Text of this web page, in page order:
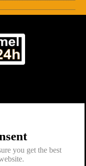
you get the best